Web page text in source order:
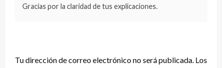
Gracias por la claridad de tus explicaciones.
Tu dirección de correo electrónico no será publicada. Los